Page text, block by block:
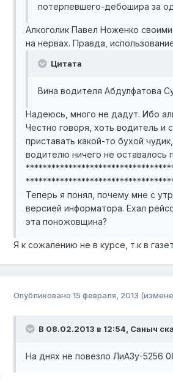
потерпевшего-дебошира за
Алкоголик Павел Ноженко
на нервах. Правда,
Цитата
Вина водителя Абдулфатова
Надеюсь, много не дадут. Ибо
Честно говоря, хоть водитель и
приставать какой-то бухой
водителю ничего не оставалось
Теперь я понял, почему мне с
версией информатора. Ехал
эта поножовщина?
Я к сожалению не в курсе, т.к в
Опубликовано 15 февраля, 2013
В 08.02.2013 в 12:54, Саныч
На днях не повезло ЛиАЗу-5256